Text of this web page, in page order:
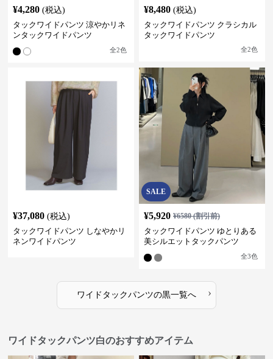
¥4,280 (税込)
タックワイドパンツ 涼やかリネ
ンタックワイドパンツ
全2色
¥8,480 (税込)
タックワイドパンツ クラシカル
タックワイドパンツ
全2色
¥37,080 (税込)
タックワイドパンツ しなやかリ
ネンワイドパンツ
SALE
¥5,920 ¥6580(割引前)
タックワイドパンツ ゆとりある
美シルエットタックパンツ
全3色
ワイドタックパンツの黒一覧へ ›
ワイドタックパンツ白のおすすめアイテム